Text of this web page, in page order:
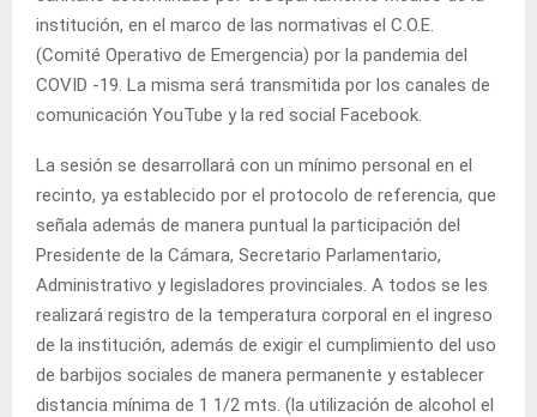
institución, en el marco de las normativas el C.O.E.
(Comité Operativo de Emergencia) por la pandemia del
COVID -19. La misma será transmitida por los canales de
comunicación YouTube y la red social Facebook.
La sesión se desarrollará con un mínimo personal en el
recinto, ya establecido por el protocolo de referencia, que
señala además de manera puntual la participación del
Presidente de la Cámara, Secretario Parlamentario,
Administrativo y legisladores provinciales. A todos se les
realizará registro de la temperatura corporal en el ingreso
de la institución, además de exigir el cumplimiento del uso
de barbijos sociales de manera permanente y establecer
distancia mínima de 1 1/2 mts. (la utilización de alcohol el